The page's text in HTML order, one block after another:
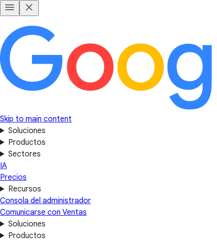
Skip to main content
Soluciones
Productos
Sectores
IA
Precios
Recursos
Consola del administrador
Comunicarse con Ventas
Soluciones
Productos